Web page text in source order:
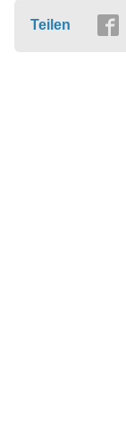
Teilen